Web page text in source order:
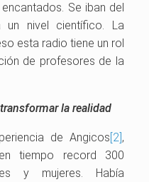
Se iban del
un nivel científico. La
esta radio tiene un rol
de profesores de la
la realidad
de Angicos[2],
tiempo record 300
y mujeres. Había